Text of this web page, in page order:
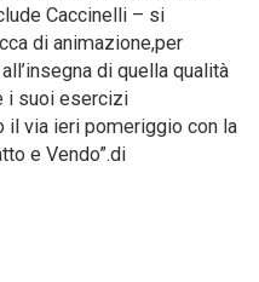
Caccinelli – si
di animazione,per
di quella qualità
i suoi esercizi
il via ieri pomeriggio con la
e Vendo”.di